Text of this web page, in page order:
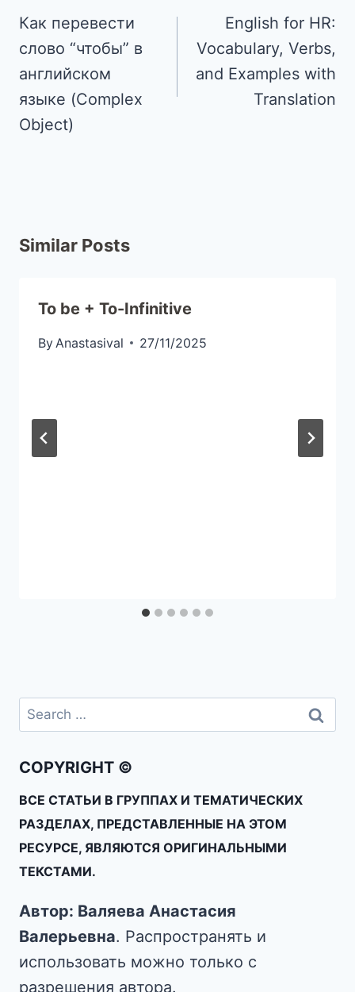
Как перевести
слово “чтобы” в
английском
языке (Complex
Object)
English for HR:
Vocabulary, Verbs,
and Examples with
Translation
Similar Posts
To be + To-Infinitive
By Anastasival 27/11/2025
COPYRIGHT ©
ВСЕ СТАТЬИ В ГРУППАХ И ТЕМАТИЧЕСКИХ
РАЗДЕЛАХ, ПРЕДСТАВЛЕННЫЕ НА ЭТОМ
РЕСУРСЕ, ЯВЛЯЮТСЯ ОРИГИНАЛЬНЫМИ
ТЕКСТАМИ.
Автор: Валяева Анастасия
Валерьевна. Распространять и
использовать можно только с
разрешения автора.